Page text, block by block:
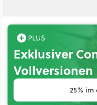
Exklusiver
Vollversionen
25% im